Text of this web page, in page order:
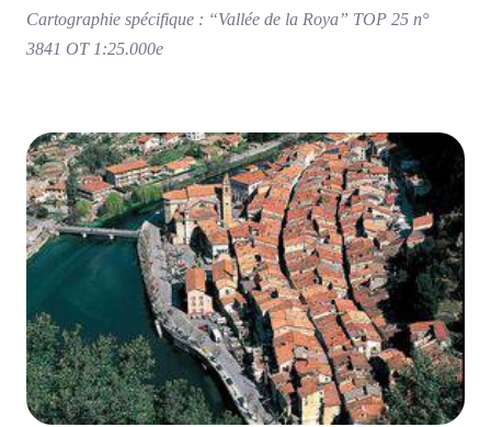
Cartographie spécifique : “Vallée de la Roya” TOP 25 n°
3841 OT 1:25.000e